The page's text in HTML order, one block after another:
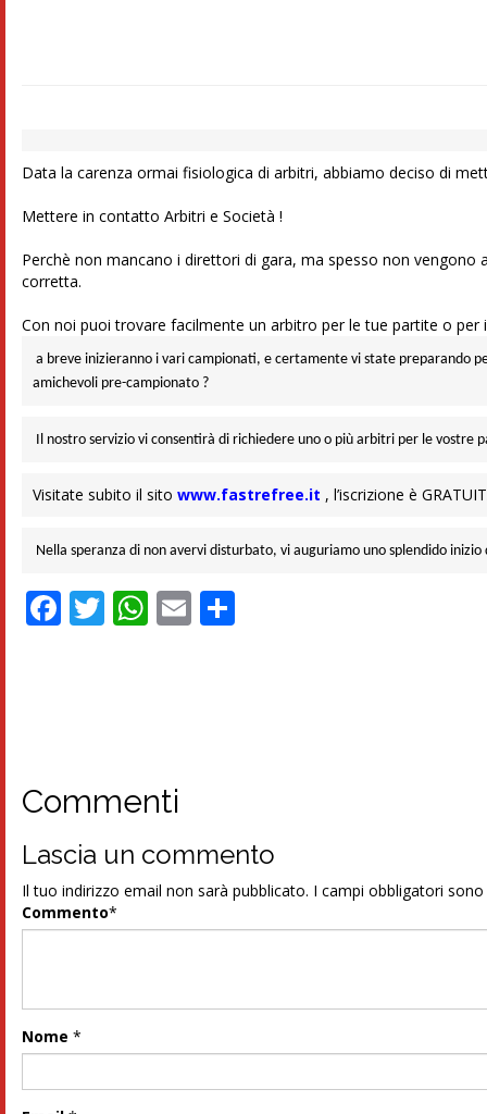
Data la carenza ormai fisiologica di arbitri, abbiamo deciso di
Mettere in contatto Arbitri e Società !
Perchè non mancano i direttori di gara, ma spesso non
corretta.
Con noi puoi trovare facilmente un arbitro per le tue partite o
a breve inizieranno i vari campionati, e certamente vi state preparando
amichevoli pre-campionato ?
Il nostro servizio vi consentirà di richiedere uno o più arbitri per le vostre
Visitate subito il sitowww.fastrefree.it , l’iscrizione è
Nella speranza di non avervi disturbato, vi auguriamo uno splendido inizio
Facebook
Twitter
WhatsApp
Email
Commenti
Lascia un commento
Il tuo indirizzo email non sarà pubblicato. I campi obbligatori
Commento*
Nome *